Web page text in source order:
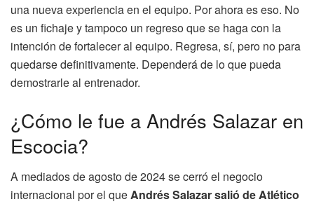
una nueva experiencia en el equipo. Por ahora es eso. No
es un fichaje y tampoco un regreso que se haga con la
intención de fortalecer al equipo. Regresa, sí, pero no para
quedarse definitivamente. Dependerá de lo que pueda
demostrarle al entrenador.
¿Cómo le fue a Andrés Salazar en
Escocia?
A mediados de agosto de 2024 se cerró el negocio
internacional por el queAndrés Salazar salió de Atlético